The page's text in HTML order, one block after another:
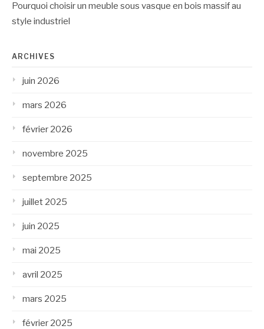
Pourquoi choisir un meuble sous vasque en bois massif au
style industriel
ARCHIVES
juin 2026
mars 2026
février 2026
novembre 2025
septembre 2025
juillet 2025
juin 2025
mai 2025
avril 2025
mars 2025
février 2025